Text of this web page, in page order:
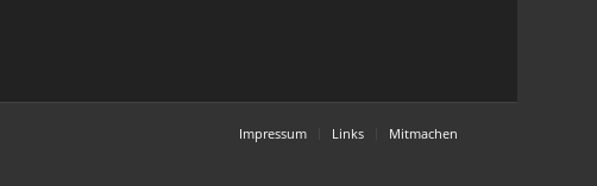
Impressum Links Mitmachen